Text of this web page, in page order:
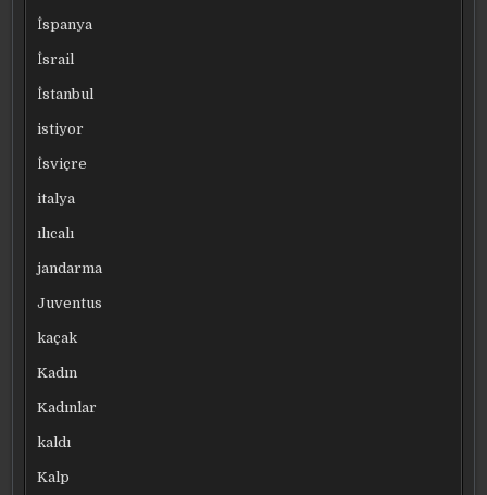
İspanya
İsrail
İstanbul
istiyor
İsviçre
italya
ılıcalı
jandarma
Juventus
kaçak
Kadın
Kadınlar
kaldı
Kalp